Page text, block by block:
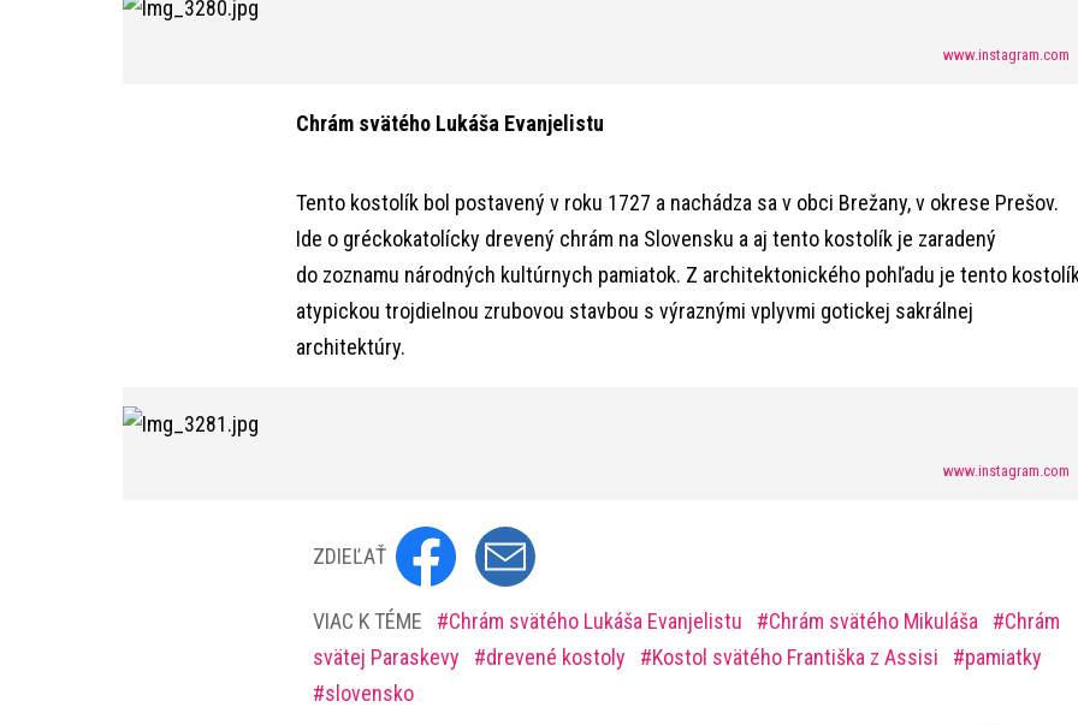
www.instagram.com
Chrám svätého Lukáša Evanjelistu
Tento kostolík bol postavený v roku 1727 a nachádza sa v obci Brežany, v okrese Prešov.
Ide o gréckokatolícky drevený chrám na Slovensku a aj tento kostolík je zaradený
do zoznamu národných kultúrnych pamiatok. Z architektonického pohľadu je tento
atypickou trojdielnou zrubovou stavbou s výraznými vplyvmi gotickej sakrálnej
architektúry.
www.instagram.com
ZDIEĽAŤ
VIAC K TÉME Chrám svätého Lukáša Evanjelistu Chrám svätého Mikuláša
Chrám
svätej Paraskevy
drevené kostoly Kostol svätého Františka z Assisi
pamiatky
slovensko